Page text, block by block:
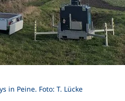
in Peine. Foto: T. Lücke